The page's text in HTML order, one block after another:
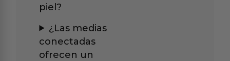
piel?
¿Las medias
conectadas
ofrecen un